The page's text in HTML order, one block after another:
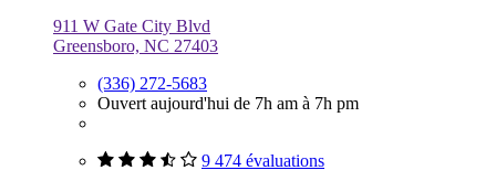
911 W Gate City Blvd
Greensboro, NC 27403
(336) 272-5683
Ouvert aujourd'hui de 7h am à 7h pm
9 474 évaluations